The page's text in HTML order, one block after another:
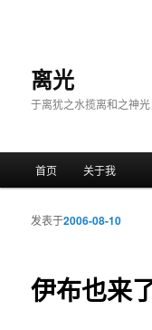
离光
于离犹之水揽离和之神
跳至主内容区域
跳至副内容区域
首页 关于我
伊布也
发表于2006-08-10